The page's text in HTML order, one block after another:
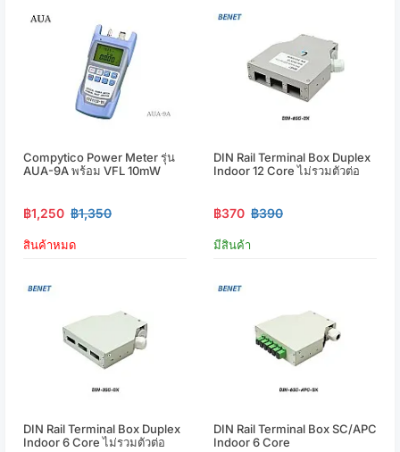
Compytico Power Meter รุ่น
AUA-9A พร้อม VFL 10mW
฿1,250 ฿1,350
สินค้าหมด
DIN Rail Terminal Box Duplex
Indoor 12 Core ไม่รวมตัวต่อ
฿370 ฿390
มีสินค้า
DIN Rail Terminal Box Duplex
Indoor 6 Core ไม่รวมตัวต่อ
DIN Rail Terminal Box SC/APC
Indoor 6 Core